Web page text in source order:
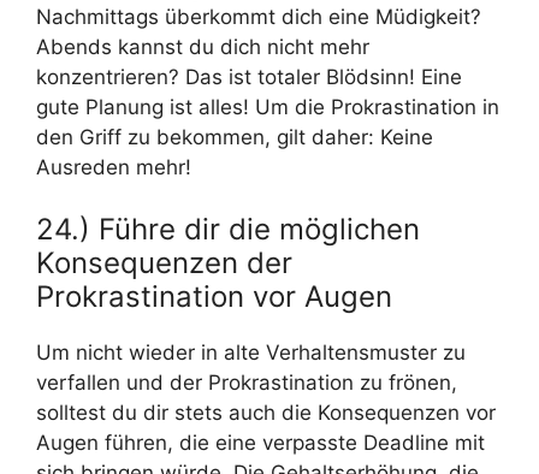
Nachmittags überkommt dich eine Müdigkeit?
Abends kannst du dich nicht mehr
konzentrieren? Das ist totaler Blödsinn! Eine
gute Planung ist alles! Um die Prokrastination in
den Griff zu bekommen, gilt daher: Keine
Ausreden mehr!
24.) Führe dir die möglichen
Konsequenzen der
Prokrastination vor Augen
Um nicht wieder in alte Verhaltensmuster zu
verfallen und der Prokrastination zu frönen,
solltest du dir stets auch die Konsequenzen vor
Augen führen, die eine verpasste Deadline mit